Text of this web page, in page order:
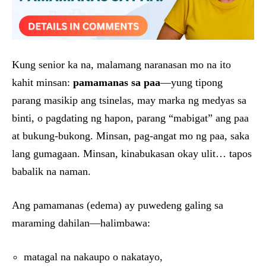
Kung senior ka na, malamang naranasan mo na ito
kahit minsan: pamamanas sa paa—yung tipong
parang masikip ang tsinelas, may marka ng medyas sa
binti, o pagdating ng hapon, parang “mabigat” ang paa
at bukung-bukong. Minsan, pag-angat mo ng paa, saka
lang gumagaan. Minsan, kinabukasan okay ulit… tapos
babalik na naman.
Ang pamamanas (edema) ay puwedeng galing sa
maraming dahilan—halimbawa:
matagal na nakaupo o nakatayo,